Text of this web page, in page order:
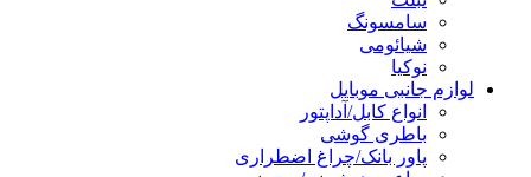
سامسونگ
شیائومی
نوکیا
لوازم جانبی موبایل
انواع کابل/آداپتور
باطری گوشی
پاور بانک/چراغ اضطراری